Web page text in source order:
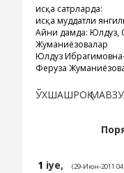
Қисқа сатрларда:
Қисқа муддатли
Айни дамда: Юлдуз,
Жуманиёзовалар
Юлдуз
Феруза
ЎХШАШРОҚ
1 iye, (29-Июн-2011